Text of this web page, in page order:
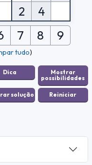
2 4
7 8 9
tudo)